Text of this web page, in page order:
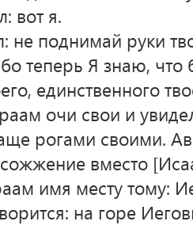
вот я.
не поднимай руки
теперь Я знаю, что
единственного
очи свои и
рогами своими.
вместо
имя месту тому:
на горе